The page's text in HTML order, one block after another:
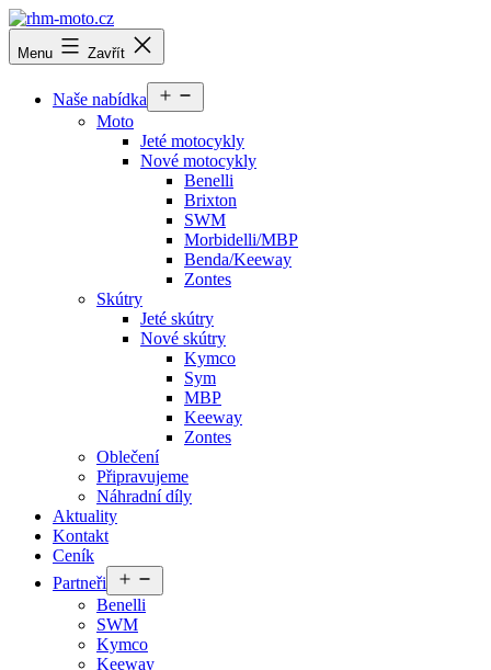
Přejít
k
obsahu
rhm-
moto.cz
Menu Zavřít
Naše nabídka
menu
Moto
Jeté motocykly
Nové motocykly
Benelli
Brixton
SWM
Morbidelli/MBP
Benda/Keeway
Zontes
Skútry
Jeté skútry
Nové skútry
Kymco
Sym
MBP
Keeway
Zontes
Oblečení
Připravujeme
Náhradní díly
Aktuality
Kontakt
Ceník
Partneři
menu
Benelli
SWM
Kymco
Keeway